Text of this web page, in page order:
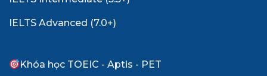
IELTS Advanced (7.0+)
Khóa học TOEIC - Aptis - PET